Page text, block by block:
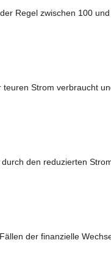
Regel zwischen 100
Strom verbraucht
den reduzierten
der finanzielle